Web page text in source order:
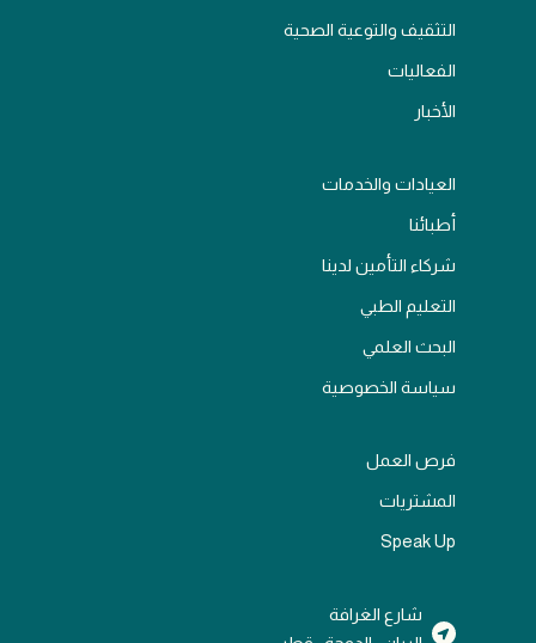
التثقيف والتوعية الصحية
الفعاليات
الأخبار
العيادات والخدمات
أطبائنا
شركاء التأمين لدينا
التعليم الطبي
البحث العلمي
سياسة الخصوصية
فرص العمل
المشتريات
Speak Up
شارع الغرافة